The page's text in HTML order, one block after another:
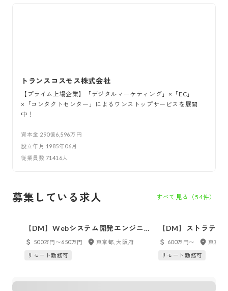
トランスコスモス株式会社
【プライム上場企業】「デジタルマーケティング」×「EC」
×「コンタクトセンター」によるワンストップサービスを展開
中！
資本金 290億6,596万円
設立年月 1985年06月
従業員数 71416人
募集している求人 すべて見る（54件）
【DM】Webシステム開発エンジニ
ア
500万円〜650万円
東京都, 大阪府
リモート勤務可
【DM】ストラテジ
600万円〜
東京都
リモート勤務可